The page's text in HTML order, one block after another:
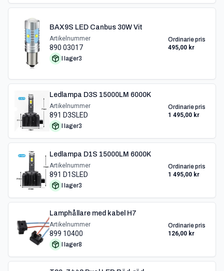
BAX9S LED Canbus 30W Vit
Artikelnummer
890 03017
I lager3
Ordinarie pris
495,00 kr
Ledlampa D3S 15000LM 6000K
Artikelnummer
891 D3SLED
I lager3
Ordinarie pris
1 495,00 kr
Ledlampa D1S 15000LM 6000K
Artikelnummer
891 D1SLED
I lager3
Ordinarie pris
1 495,00 kr
Lamphållare med kabel H7
Artikelnummer
899 10400
I lager8
Ordinarie pris
126,00 kr